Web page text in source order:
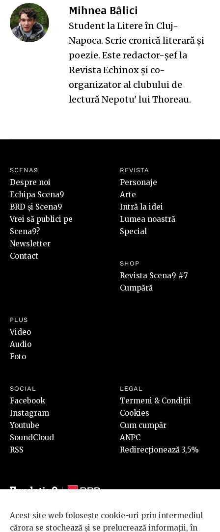
Mihnea Bâlici
Student la Litere în Cluj-
Napoca. Scrie cronică literară și
poezie. Este redactor-șef la
Revista Echinox și co-
organizator al clubului de
lectură Nepotu' lui Thoreau.
SCENA9
Despre noi
Echipa Scena9
BRD și Scena9
Vrei să publici pe
Scena9?
Newsletter
Contact
REVISTA
Personaje
Arte
Intră la idei
Lumea noastră
Special
SHOP
Revista Scena9 #7
Cumpără
PLUS
Video
Audio
Foto
SOCIAL
Facebook
Instagram
Youtube
SoundCloud
RSS
LEGAL
Termeni & Condiții
Cookies
Cum cumpăr
ANPC
Redirecționează 3,5%
© 2026 BRD Groupe Société Générale, toate drepturile rezervate.
Acest site web folosește cookie-uri prin intermediul
cărora se stochează și se prelucrează informații, în